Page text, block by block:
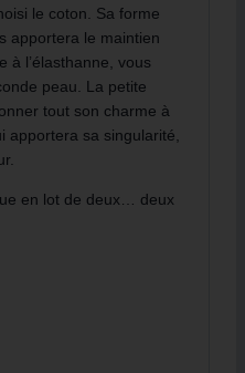
le coton. Sa forme
apportera le maintien
à l’élasthanne, vous
peau. La petite
tout son charme à
apportera sa singularité,
en lot de deux… deux